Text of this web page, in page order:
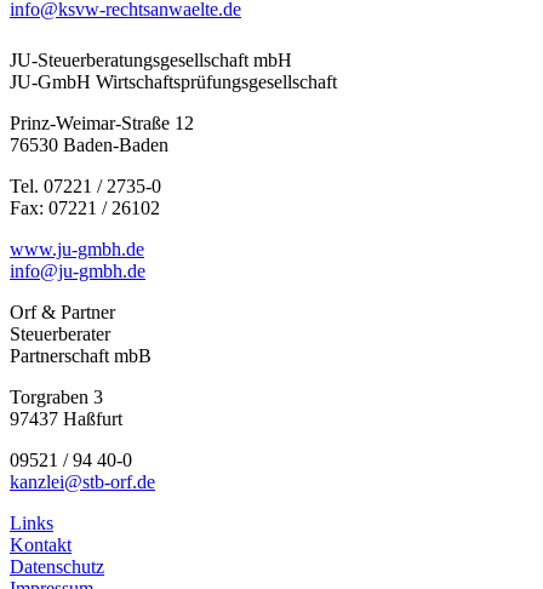
info@ksvw-rechtsanwaelte.de
JU-Steuerberatungsgesellschaft mbH
JU-GmbH Wirtschaftsprüfungsgesellschaft
Prinz-Weimar-Straße 12
76530 Baden-Baden
Tel. 07221 / 2735-0
Fax: 07221 / 26102
www.ju-gmbh.de
info@ju-gmbh.de
Orf & Partner
Steuerberater
Partnerschaft mbB
Torgraben 3
97437 Haßfurt
09521 / 94 40-0
kanzlei@stb-orf.de
Links
Kontakt
Datenschutz